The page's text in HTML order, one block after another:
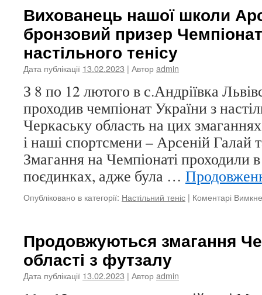
області
з
Вихованець нашої школи
бронзовий призер
настільного тенісу
Дата публікації 13.02.2023 | Авторadmin
З 8 по 12 лютого в с.Андріївка
проходив чемпіонат України з
Черкаську область на цих
і наші спортсмени – Арсеній Галай
Змагання на Чемпіонаті проходили
поєдинках, адже була …
Опубліковано в категорії: Настільний теніс | Коментарі
Продовжуються змагання
області з футзалу
Дата публікації 13.02.2023 | Авторadmin